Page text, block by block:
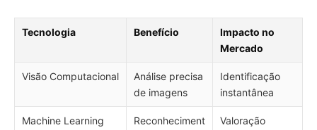
Tecnologia Benefício
Impacto no
Mercado
Visão Computacional
Análise precisa
de imagens
Identificação
instantânea
Machine Learning
Reconheciment
Valoração